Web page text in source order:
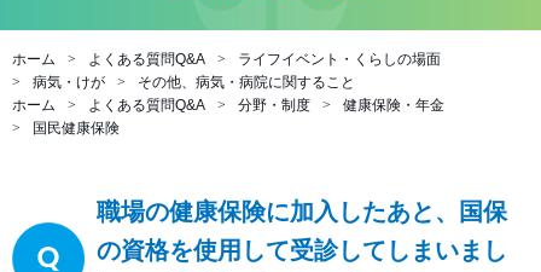
ホーム よくある質問Q&A
ライフイベント・くらしの場面
病気・けが
その他、病気・病院に関すること
ホーム
よくある質問Q&A 分野・制度
健康保険・年金
国民健康保険
職場の健康保険に加入したあと、国保
の資格を使用して受診してしまいまし